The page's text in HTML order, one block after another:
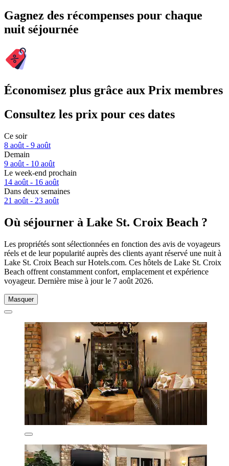
Gagnez des récompenses pour chaque
nuit séjournée
Économisez plus grâce aux Prix membres
Consultez les prix pour ces dates
Ce soir
8 août - 9 août
Demain
9 août - 10 août
Le week-end prochain
14 août - 16 août
Dans deux semaines
21 août - 23 août
Où séjourner à Lake St. Croix Beach ?
Les propriétés sont sélectionnées en fonction des avis de voyageurs
réels et de leur popularité auprès des clients ayant réservé une nuit à
Lake St. Croix Beach sur Hotels.com. Ces hôtels de Lake St. Croix
Beach offrent constamment confort, emplacement et expérience
voyageur. Dernière mise à jour le 7 août 2026.
Masquer